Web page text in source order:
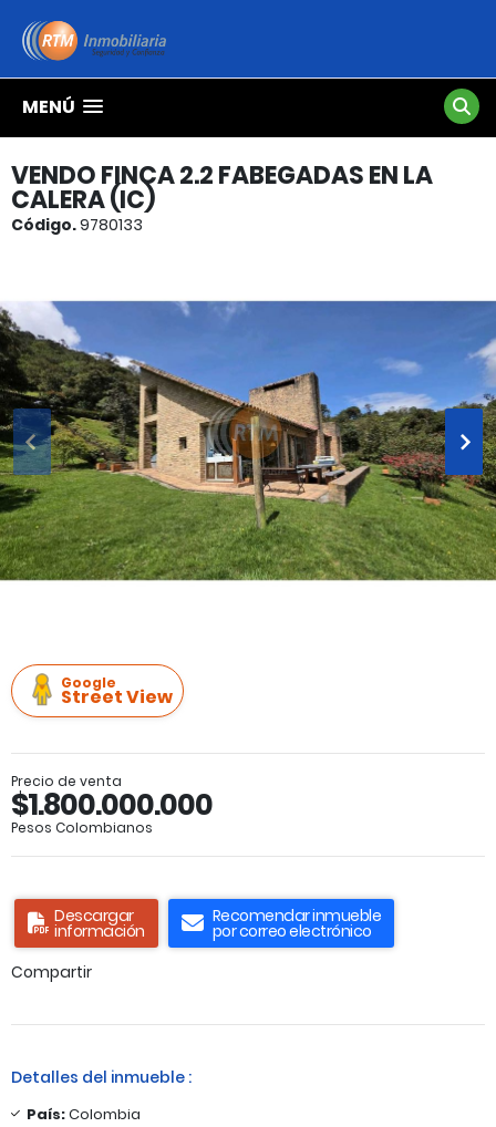
MENÚ
VENDO FINCA 2.2 FABEGADAS EN LA
CALERA (IC)
Código.9780133
Google
Street View
Precio de venta
$1.800.000.000
Pesos Colombianos
Descargar
información
Recomendar inmueble
por correo electrónico
Compartir
Detalles del inmueble :
País:Colombia